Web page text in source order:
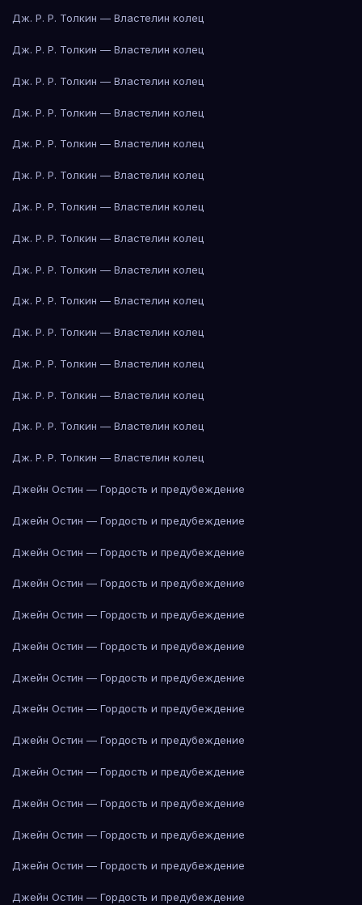
Дж. Р. Р. Толкин — Властелин колец
Дж. Р. Р. Толкин — Властелин колец
Дж. Р. Р. Толкин — Властелин колец
Дж. Р. Р. Толкин — Властелин колец
Дж. Р. Р. Толкин — Властелин колец
Дж. Р. Р. Толкин — Властелин колец
Дж. Р. Р. Толкин — Властелин колец
Дж. Р. Р. Толкин — Властелин колец
Дж. Р. Р. Толкин — Властелин колец
Дж. Р. Р. Толкин — Властелин колец
Дж. Р. Р. Толкин — Властелин колец
Дж. Р. Р. Толкин — Властелин колец
Дж. Р. Р. Толкин — Властелин колец
Дж. Р. Р. Толкин — Властелин колец
Дж. Р. Р. Толкин — Властелин колец
Джейн Остин — Гордость и предубеждение
Джейн Остин — Гордость и предубеждение
Джейн Остин — Гордость и предубеждение
Джейн Остин — Гордость и предубеждение
Джейн Остин — Гордость и предубеждение
Джейн Остин — Гордость и предубеждение
Джейн Остин — Гордость и предубеждение
Джейн Остин — Гордость и предубеждение
Джейн Остин — Гордость и предубеждение
Джейн Остин — Гордость и предубеждение
Джейн Остин — Гордость и предубеждение
Джейн Остин — Гордость и предубеждение
Джейн Остин — Гордость и предубеждение
Джейн Остин — Гордость и предубеждение